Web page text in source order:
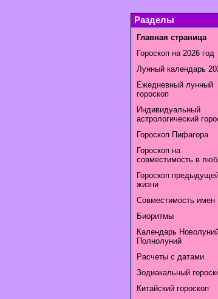
Разделы
Главная страница
Гороскоп на 2026 год
Лунный календарь
Ежедневный лунный
гороскоп
Индивидуальный
астрологический
Гороскоп Пифагора
Гороскоп на
совместимость в
Гороскоп
жизни
Совместимость имен
Биоритмы
Календарь
Полнолуний
Расчеты с датами
Зодиакальный
Китайский гороскоп